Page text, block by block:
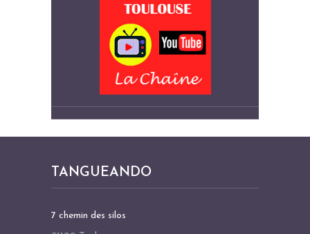
TANGUEANDO
7 chemin des silos